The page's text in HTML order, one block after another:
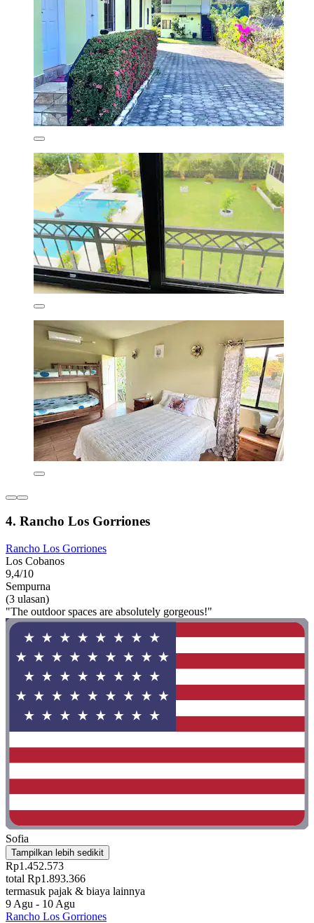
4. Rancho Los Gorriones
Rancho Los Gorriones
Los Cobanos
9,4/10
Sempurna
(3 ulasan)
"The outdoor spaces are absolutely gorgeous!"
Sofia
Tampilkan lebih sedikit
Rp1.452.573
total Rp1.893.366
termasuk pajak & biaya lainnya
9 Agu - 10 Agu
Rancho Los Gorriones